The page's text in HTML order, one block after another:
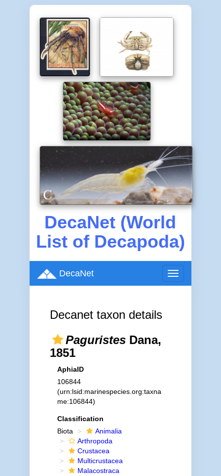
DecaNet (World
List of Decapoda)
Toggle
navigation
DecaNet
Decanet taxon details
PaguristesDana,
1851
AphiaID
106844
(urn:lsid:marinespecies.org:taxna
me:106844)
Classification
Biota
Animalia
Arthropoda
Crustacea
Multicrustacea
Malacostraca